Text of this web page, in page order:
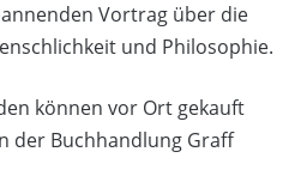
Vortrag über die
und Philosophie.
können vor Ort gekauft
der Buchhandlung Graff